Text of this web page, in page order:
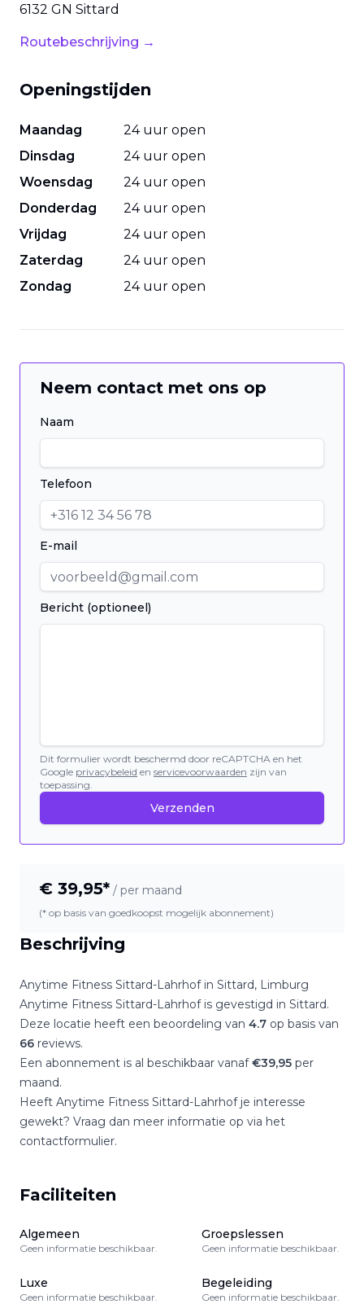
6132 GN Sittard
Routebeschrijving →
Openingstijden
Maandag
24 uur open
Dinsdag
24 uur open
Woensdag
24 uur open
Donderdag
24 uur open
Vrijdag
24 uur open
Zaterdag
24 uur open
Zondag
24 uur open
Beschrijving
Anytime Fitness Sittard-Lahrhofin Sittard, Limburg
Anytime Fitness Sittard-Lahrhofis gevestigd in Sittard.
Deze locatie heeft een beoordeling van 4.7 op basis van
66 reviews.
Een abonnement is al beschikbaar vanaf€39,95 per
maand.
Heeft Anytime Fitness Sittard-Lahrhofje interesse
gewekt? Vraag dan meer informatie op via het
contactformulier.
Faciliteiten
Algemeen
Geen informatie beschikbaar.
Groepslessen
Geen informatie beschikbaar.
Luxe
Geen informatie beschikbaar.
Begeleiding
Geen informatie beschikbaar.
Neem contact met ons op
Naam
Telefoon
E-mail
Bericht (optioneel)
Dit formulier wordt beschermd door reCAPTCHA en het
Google privacybeleid en servicevoorwaarden zijn van
toepassing.
Verzenden
€ 39,95* / per maand
(* op basis van goedkoopst mogelijk abonnement)